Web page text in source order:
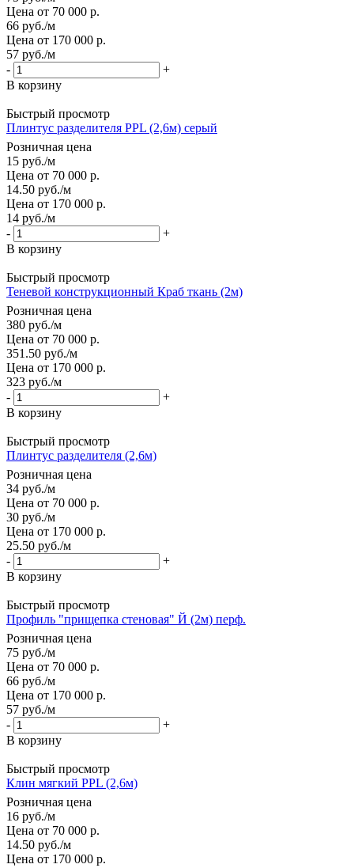
Цена от 70 000 р.
66 руб./м
Цена от 170 000 р.
57 руб./м
-
+
В корзину
Быстрый просмотр
Плинтус разделителя PPL (2,6м) серый
Розничная цена
15 руб./м
Цена от 70 000 р.
14.50 руб./м
Цена от 170 000 р.
14 руб./м
-
+
В корзину
Быстрый просмотр
Теневой конструкционный Краб ткань (2м)
Розничная цена
380 руб./м
Цена от 70 000 р.
351.50 руб./м
Цена от 170 000 р.
323 руб./м
-
+
В корзину
Быстрый просмотр
Плинтус разделителя (2,6м)
Розничная цена
34 руб./м
Цена от 70 000 р.
30 руб./м
Цена от 170 000 р.
25.50 руб./м
-
+
В корзину
Быстрый просмотр
Профиль "прищепка стеновая" Й (2м) перф.
Розничная цена
75 руб./м
Цена от 70 000 р.
66 руб./м
Цена от 170 000 р.
57 руб./м
-
+
В корзину
Быстрый просмотр
Клин мягкий PPL (2,6м)
Розничная цена
16 руб./м
Цена от 70 000 р.
14.50 руб./м
Цена от 170 000 р.